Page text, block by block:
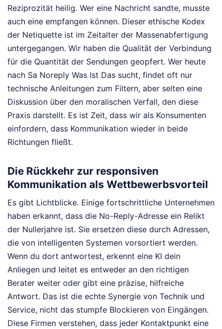
Reziprozität heilig. Wer eine Nachricht sandte, musste
auch eine empfangen können. Dieser ethische Kodex
der Netiquette ist im Zeitalter der Massenabfertigung
untergegangen. Wir haben die Qualität der Verbindung
für die Quantität der Sendungen geopfert. Wer heute
nach Sa Noreply Was Ist Das sucht, findet oft nur
technische Anleitungen zum Filtern, aber selten eine
Diskussion über den moralischen Verfall, den diese
Praxis darstellt. Es ist Zeit, dass wir als Konsumenten
einfordern, dass Kommunikation wieder in beide
Richtungen fließt.
Die Rückkehr zur responsiven
Kommunikation als Wettbewerbsvorteil
Es gibt Lichtblicke. Einige fortschrittliche Unternehmen
haben erkannt, dass die No-Reply-Adresse ein Relikt
der Nullerjahre ist. Sie ersetzen diese durch Adressen,
die von intelligenten Systemen vorsortiert werden.
Wenn du dort antwortest, erkennt eine KI dein
Anliegen und leitet es entweder an den richtigen
Berater weiter oder gibt eine präzise, hilfreiche
Antwort. Das ist die echte Synergie von Technik und
Service, nicht das stumpfe Blockieren von Eingängen.
Diese Firmen verstehen, dass jeder Kontaktpunkt eine